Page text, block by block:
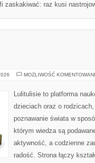
zaskakiwać: raz kusi
MOŻLIWOŚĆ
Lulitulisie to platforma
dzieciach oraz o
poznawanie świata w
którym wiedza są
aktywność, a codzienne
radość. Strona łączy